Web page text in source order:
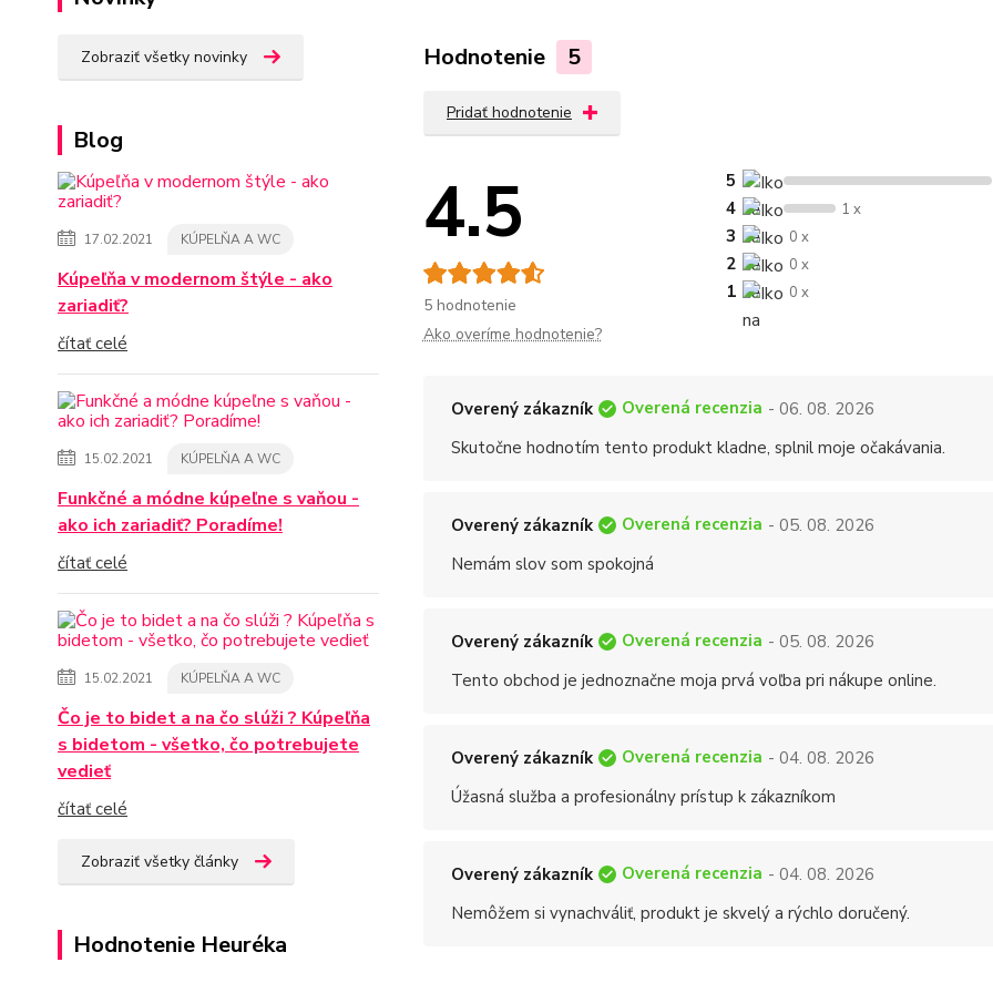
Zobraziť všetky novinky
Blog
17.02.2021 KÚPELŇA A WC
Kúpeľňa v modernom štýle - ako
zariadiť?
čítať celé
15.02.2021 KÚPELŇA A WC
Funkčné a módne kúpeľne s vaňou -
ako ich zariadiť? Poradíme!
čítať celé
15.02.2021 KÚPELŇA A WC
Čo je to bidet a na čo slúži ? Kúpeľňa
s bidetom - všetko, čo potrebujete
vedieť
čítať celé
Zobraziť všetky články
Hodnotenie Heuréka
Hodnotenie 5
Pridať hodnotenie
4.5
5 hodnotenie
5
4
1 x
3 0 x
2 0 x
1 0 x
Ako overíme hodnotenie?
Overený zákazník Overená recenzia - 06. 08. 2026
Skutočne hodnotím tento produkt kladne, splnil moje očakávania.
Overený zákazník Overená recenzia - 05. 08. 2026
Nemám slov som spokojná
Overený zákazník Overená recenzia - 05. 08. 2026
Tento obchod je jednoznačne moja prvá voľba pri nákupe online.
Overený zákazník Overená recenzia - 04. 08. 2026
Úžasná služba a profesionálny prístup k zákazníkom
Overený zákazník Overená recenzia - 04. 08. 2026
Nemôžem si vynachváliť, produkt je skvelý a rýchlo doručený.